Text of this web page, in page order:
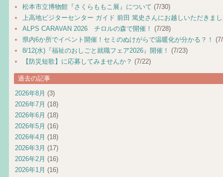
松本市立博物館『さくらももこ展』について (7/30)
上高地ビジターセンター ガイド 前田 篤史さんにお越しいただきま
ALPS CARAVAN 2026 チロルの森で開催！ (7/28)
県内6か所でイベント開催！セミのぬけがらで温暖化が分かる？！
8/12(水)『福祉のおしごと就職フェア2026』開催！ (7/23)
【防災短歌】に応募してみませんか？ (7/22)
過去の記事
2026年8月 (3)
2026年7月 (18)
2026年6月 (18)
2026年5月 (16)
2026年4月 (18)
2026年3月 (17)
2026年2月 (16)
2026年1月 (16)